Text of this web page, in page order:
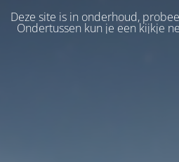
Deze site is in onderhoud,
Ondertussen kun je een kijkje